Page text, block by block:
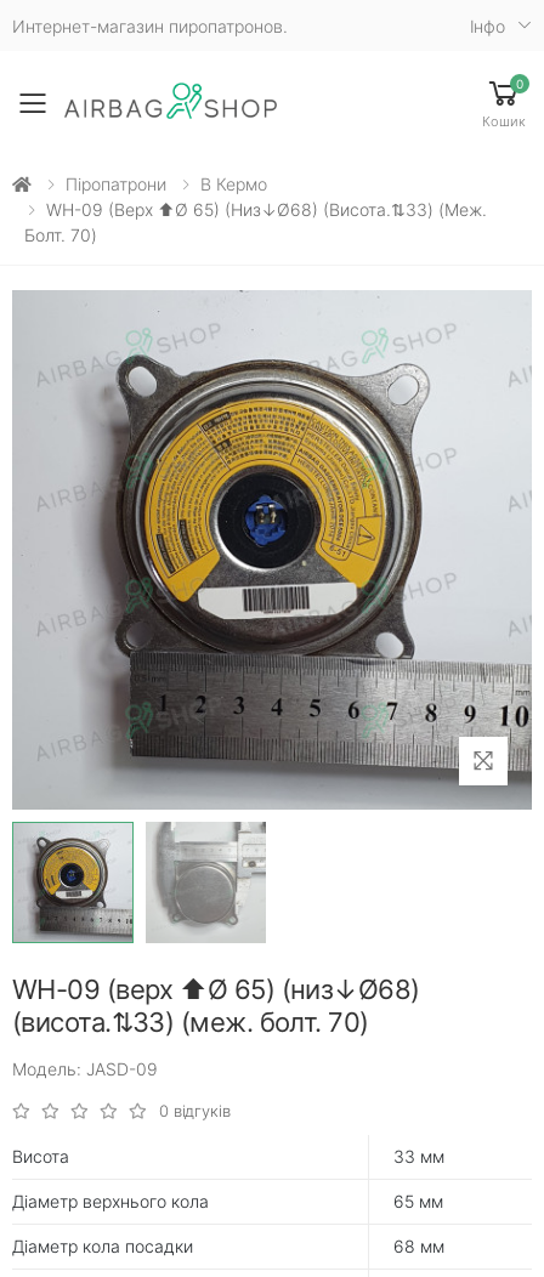
Интернет-магазин пиропатронов. Iнфо
Toggle mobile menu
0
Кошик
Піропатрони
В Кермо
WH-09 (верх ⬆Ø 65) (низ↓Ø68) (висота.⇅33) (меж.
Болт. 70)
WH-09 (верх ⬆Ø 65) (низ↓Ø68)
(висота.⇅33) (меж. болт. 70)
Модель: JASD-09
0 відгуків
Висота 33 мм
Діаметр верхнього кола 65 мм
Діаметр кола посадки 68 мм